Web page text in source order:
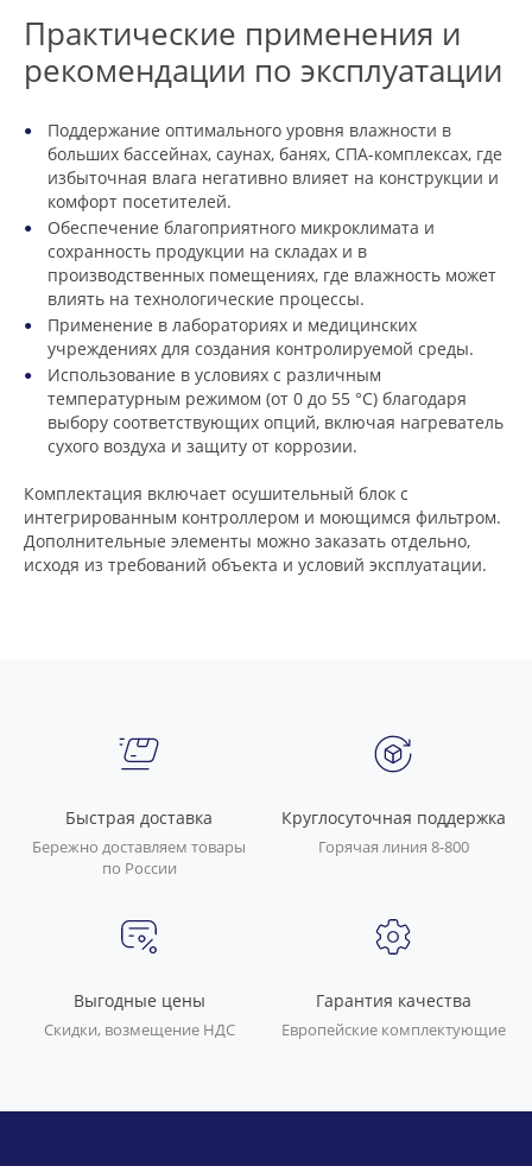
Практические применения и
рекомендации по эксплуатации
Поддержание оптимального уровня влажности в
больших бассейнах, саунах, банях, СПА-комплексах, где
избыточная влага негативно влияет на конструкции и
комфорт посетителей.
Обеспечение благоприятного микроклимата и
сохранность продукции на складах и в
производственных помещениях, где влажность может
влиять на технологические процессы.
Применение в лабораториях и медицинских
учреждениях для создания контролируемой среды.
Использование в условиях с различным
температурным режимом (от 0 до 55 °C) благодаря
выбору соответствующих опций, включая нагреватель
сухого воздуха и защиту от коррозии.
Комплектация включает осушительный блок с
интегрированным контроллером и моющимся фильтром.
Дополнительные элементы можно заказать отдельно,
исходя из требований объекта и условий эксплуатации.
Быстрая доставка
Бережно доставляем товары
по России
Круглосуточная поддержка
Горячая линия 8-800
Выгодные цены
Скидки, возмещение НДС
Гарантия качества
Европейские комплектующие